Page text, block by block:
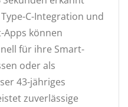
C-Integration und
können
für ihre Smart-
oder als
43-jähriges
zuverlässige